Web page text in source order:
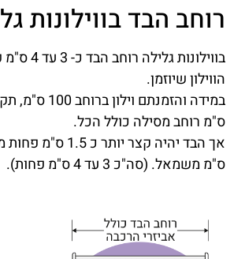
רוחב הבד בווילונות
בווילונות
הווילון שיוזמן.
ס"מ רוחב מסילה כולל הכל.
ס"מ משמאל. (סה"כ 3 עד 4 ס"מ פחות).